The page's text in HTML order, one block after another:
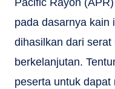
Pacific Rayon
pada dasarnya kain
dihasilkan dari serat
berkelanjutan.
peserta untuk